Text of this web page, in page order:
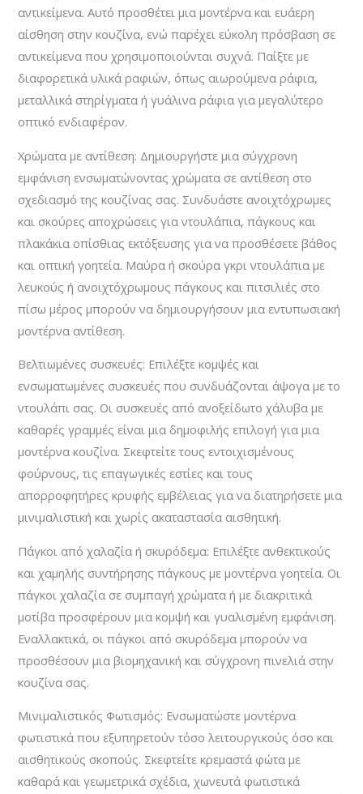
αντικείμενα. Αυτό προσθέτει μια μοντέρνα και ευάερη
αίσθηση στην κουζίνα, ενώ παρέχει εύκολη πρόσβαση σε
αντικείμενα που χρησιμοποιούνται συχνά. Παίξτε με
διαφορετικά υλικά ραφιών, όπως αιωρούμενα ράφια,
μεταλλικά στηρίγματα ή γυάλινα ράφια για μεγαλύτερο
οπτικό ενδιαφέρον.
Χρώματα με αντίθεση: Δημιουργήστε μια σύγχρονη
εμφάνιση ενσωματώνοντας χρώματα σε αντίθεση στο
σχεδιασμό της κουζίνας σας. Συνδυάστε ανοιχτόχρωμες
και σκούρες αποχρώσεις για ντουλάπια, πάγκους και
πλακάκια οπίσθιας εκτόξευσης για να προσθέσετε βάθος
και οπτική γοητεία. Μαύρα ή σκούρα γκρι ντουλάπια με
λευκούς ή ανοιχτόχρωμους πάγκους και πιτσιλιές στο
πίσω μέρος μπορούν να δημιουργήσουν μια εντυπωσιακή
μοντέρνα αντίθεση.
Βελτιωμένες συσκευές: Επιλέξτε κομψές και
ενσωματωμένες συσκευές που συνδυάζονται άψογα με το
ντουλάπι σας. Οι συσκευές από ανοξείδωτο χάλυβα με
καθαρές γραμμές είναι μια δημοφιλής επιλογή για μια
μοντέρνα κουζίνα. Σκεφτείτε τους εντοιχισμένους
φούρνους, τις επαγωγικές εστίες και τους
απορροφητήρες κρυφής εμβέλειας για να διατηρήσετε μια
μινιμαλιστική και χωρίς ακαταστασία αισθητική.
Πάγκοι από χαλαζία ή σκυρόδεμα: Επιλέξτε ανθεκτικούς
και χαμηλής συντήρησης πάγκους με μοντέρνα γοητεία. Οι
πάγκοι χαλαζία σε συμπαγή χρώματα ή με διακριτικά
μοτίβα προσφέρουν μια κομψή και γυαλισμένη εμφάνιση.
Εναλλακτικά, οι πάγκοι από σκυρόδεμα μπορούν να
προσθέσουν μια βιομηχανική και σύγχρονη πινελιά στην
κουζίνα σας.
Μινιμαλιστικός Φωτισμός: Ενσωματώστε μοντέρνα
φωτιστικά που εξυπηρετούν τόσο λειτουργικούς όσο και
αισθητικούς σκοπούς. Σκεφτείτε κρεμαστά φώτα με
καθαρά και γεωμετρικά σχέδια, χωνευτά φωτιστικά